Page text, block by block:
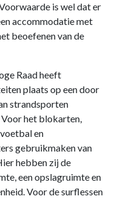
is wel dat er
accommodatie met
beoefenen van de
Raad heeft
plaats op een door
strandsporten
het blokarten,
en
gebruikmaken van
hebben zij de
een opslagruimte en
Voor de surflessen